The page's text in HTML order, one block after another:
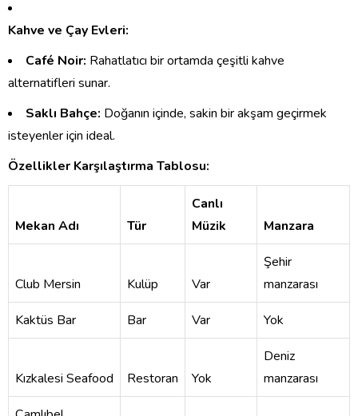
Kahve ve Çay Evleri:
Café Noir: Rahatlatıcı bir ortamda çeşitli kahve
alternatifleri sunar.
Saklı Bahçe: Doğanın içinde, sakin bir akşam geçirmek
isteyenler için ideal.
Özellikler Karşılaştırma Tablosu:
Mekan Adı Tür
Canlı
Müzik
Manzara
Club Mersin Kulüp Var
Şehir
manzarası
Kaktüs Bar Bar Var Yok
Kızkalesi Seafood Restoran Yok
Deniz
manzarası